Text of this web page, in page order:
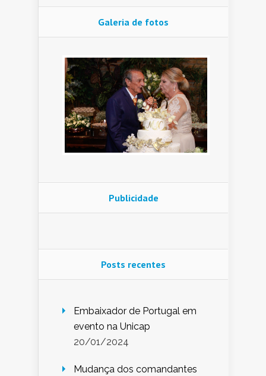
Galeria de fotos
Publicidade
Posts recentes
Embaixador de Portugal em
evento na Unicap
20/01/2024
Mudança dos comandantes